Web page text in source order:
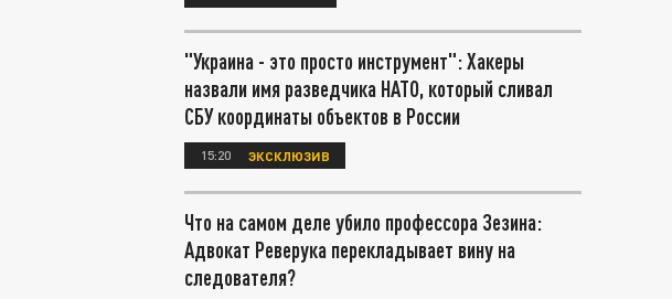
"Украина - это просто инструмент": Хакеры
назвали имя разведчика НАТО, который сливал
СБУ координаты объектов в России
15:20 ЭКСКЛЮЗИВ
Что на самом деле убило профессора Зезина:
Адвокат Реверука перекладывает вину на
следователя?